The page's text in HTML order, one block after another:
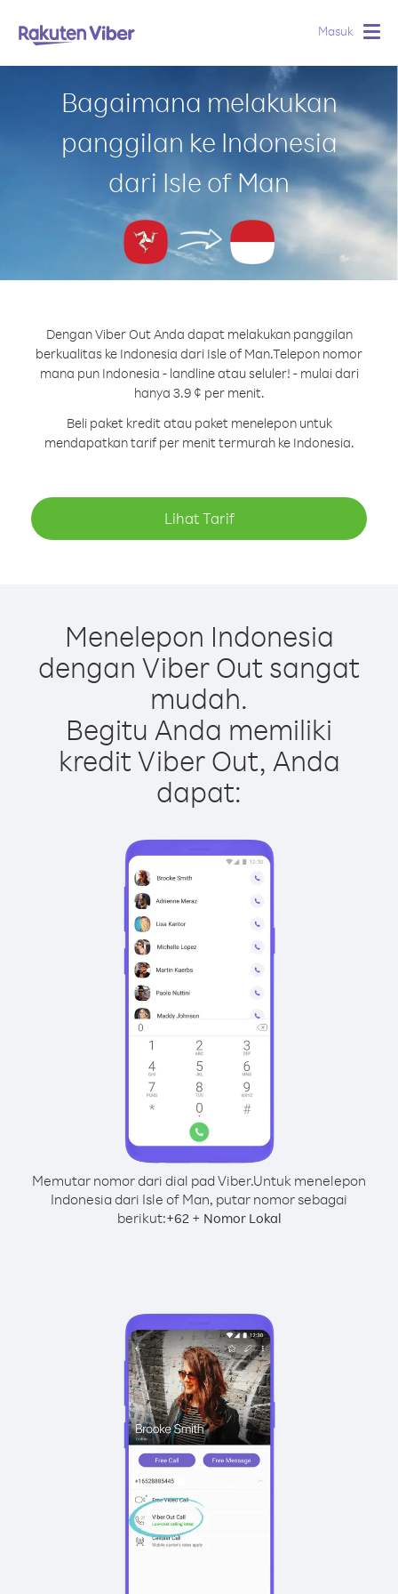
Masuk
Bagaimana melakukan
panggilan ke Indonesia
dari Isle of Man
Dengan Viber Out Anda dapat melakukan panggilan
berkualitas ke Indonesia dari Isle of Man.Telepon nomor
mana pun Indonesia - landline atau seluler! - mulai dari
hanya 3.9 ¢ per menit.
Beli paket kredit atau paket menelepon untuk
mendapatkan tarif per menit termurah ke Indonesia.
Lihat Tarif
Menelepon Indonesia
dengan Viber Out sangat
mudah.
Begitu Anda memiliki
kredit Viber Out, Anda
dapat:
Memutar nomor dari dial pad Viber.Untuk menelepon
Indonesia dari Isle of Man, putar nomor sebagai
berikut:+62+ Nomor Lokal